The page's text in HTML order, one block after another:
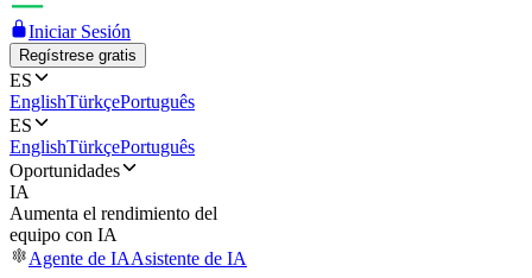
Iniciar Sesión
Regístrese gratis
ES
EnglishTürkçePortuguês
ES
EnglishTürkçePortuguês
Oportunidades
IA
Aumenta el rendimiento del
equipo con IA
Agente de IAAsistente de IA